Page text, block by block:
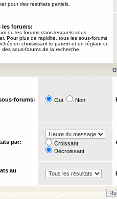
pour des résultats partiels.
les forums:
ou les forums dans lesquels vous
Pour plus de rapidité, tous les sous-forums
en choisissant le parent et en réglant ci-
des sous-forums de la recherche.
forums: Oui Non
par:
Croissant
Décroissant
au